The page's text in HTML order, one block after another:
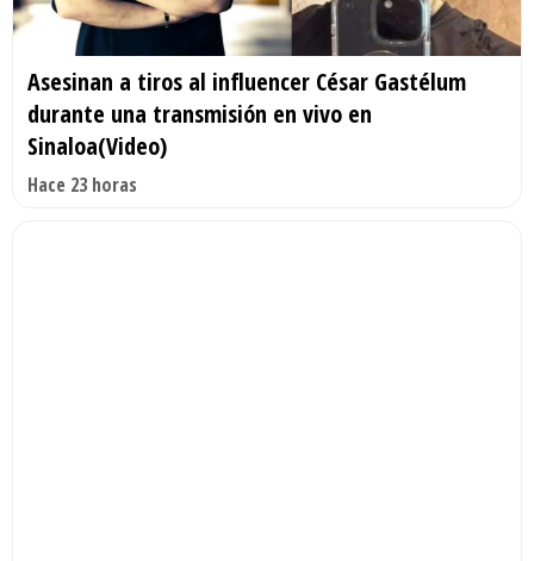
Asesinan a tiros al influencer César Gastélum
durante una transmisión en vivo en
Sinaloa(Video)
Hace 23 horas